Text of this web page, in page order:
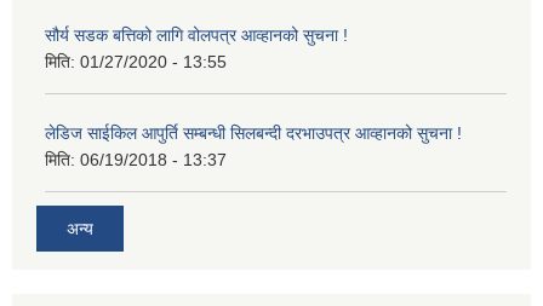
सौर्य सडक बत्तिको लागि वोलपत्र आव्हानको सुचना !
मिति: 01/27/2020 - 13:55
लेडिज साईकिल आपुर्ति सम्बन्धी सिलबन्दी दरभाउपत्र आव्हानको सुचना !
मिति: 06/19/2018 - 13:37
अन्य